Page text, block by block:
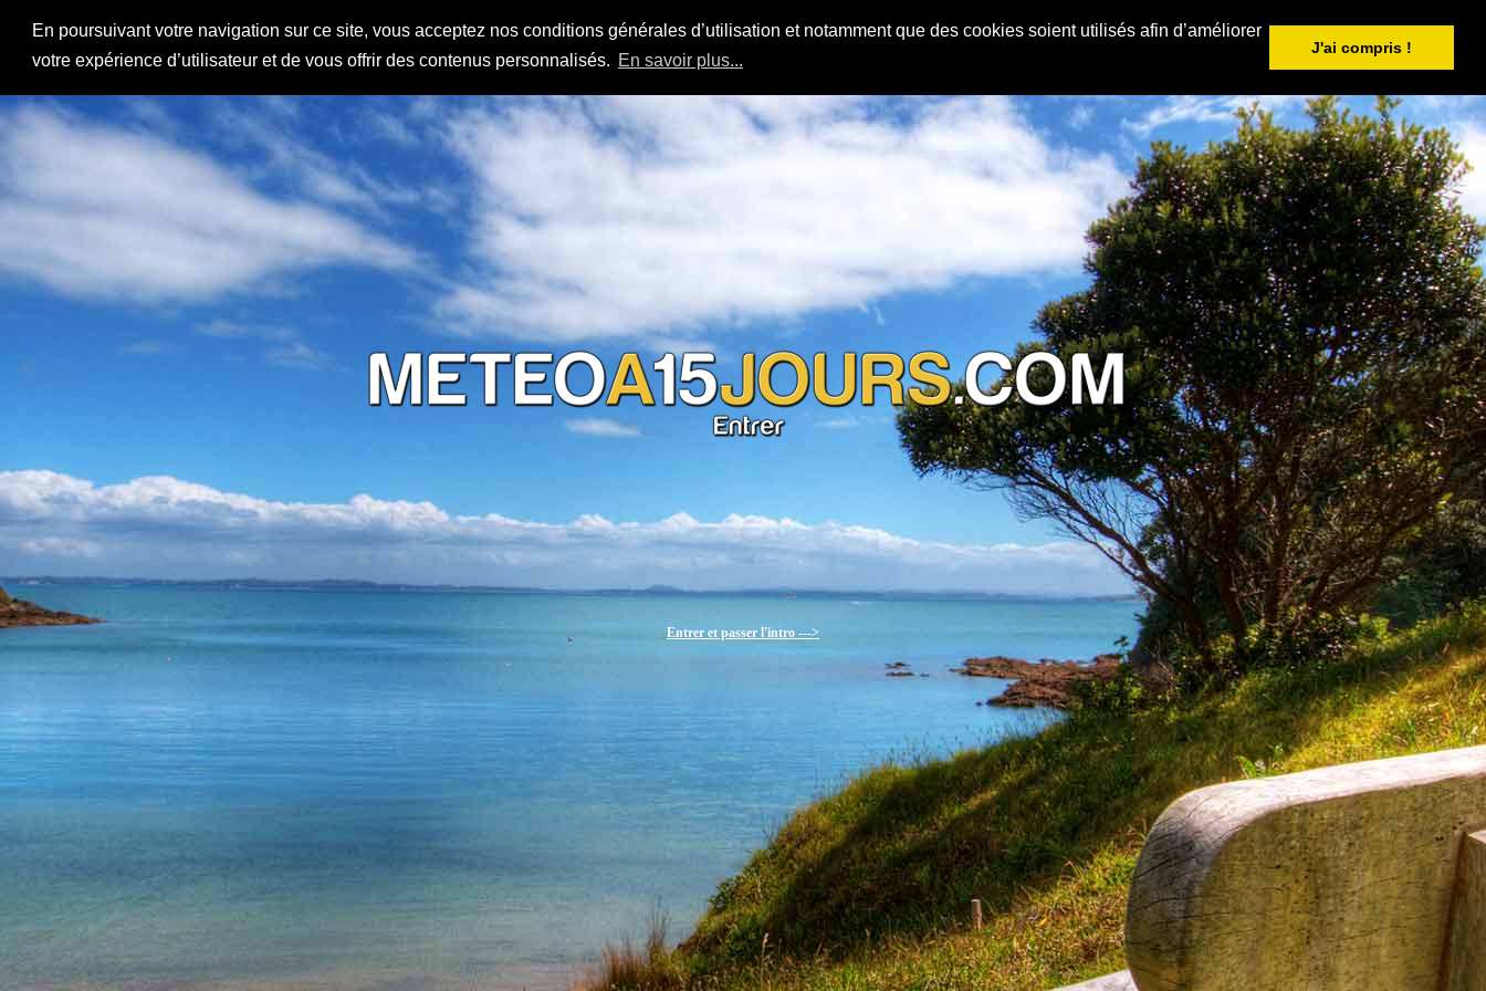
En poursuivant votre navigation sur ce site, vous acceptez nos conditions générales d’utilisation et notamment que des cookies soient utilisés afin d’améliorer
votre expérience d’utilisateur et de vous offrir des contenus personnalisés. En savoir plus...
J'ai compris !
Entrer et passer l'intro --->